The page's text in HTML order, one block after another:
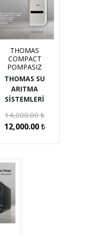
THOMAS
COMPACT
POMPASIZ
THOMAS SU
ARITMA
SİSTEMLERİ
14,000.00₺
12,000.00₺